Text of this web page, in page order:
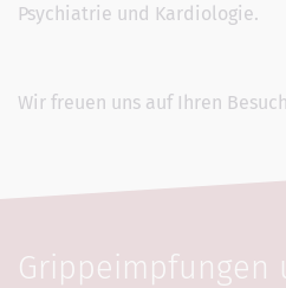
Psychiatrie und Kardiologie.
Wir freuen uns auf Ihren
Grippeimpfungen